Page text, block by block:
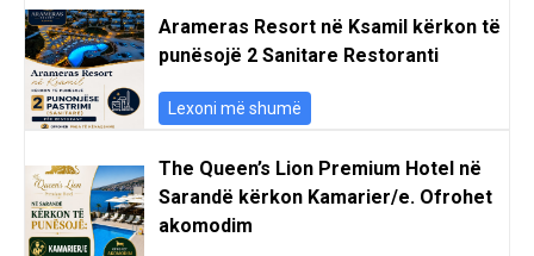
Arameras Resort në Ksamil kërkon të
punësojë 2 Sanitare Restoranti
Lexoni më shumë
The Queen’s Lion Premium Hotel në
Sarandë kërkon Kamarier/e. Ofrohet
akomodim